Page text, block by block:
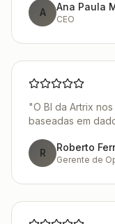
A Ana Paula
CEO
"O BI da Artrix
baseadas em
R Roberto
Gerente de